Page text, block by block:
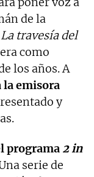
de la
travesía del
como
los años. A
la emisora
y
programa 2 in
serie de